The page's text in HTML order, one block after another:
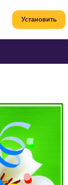
Установить